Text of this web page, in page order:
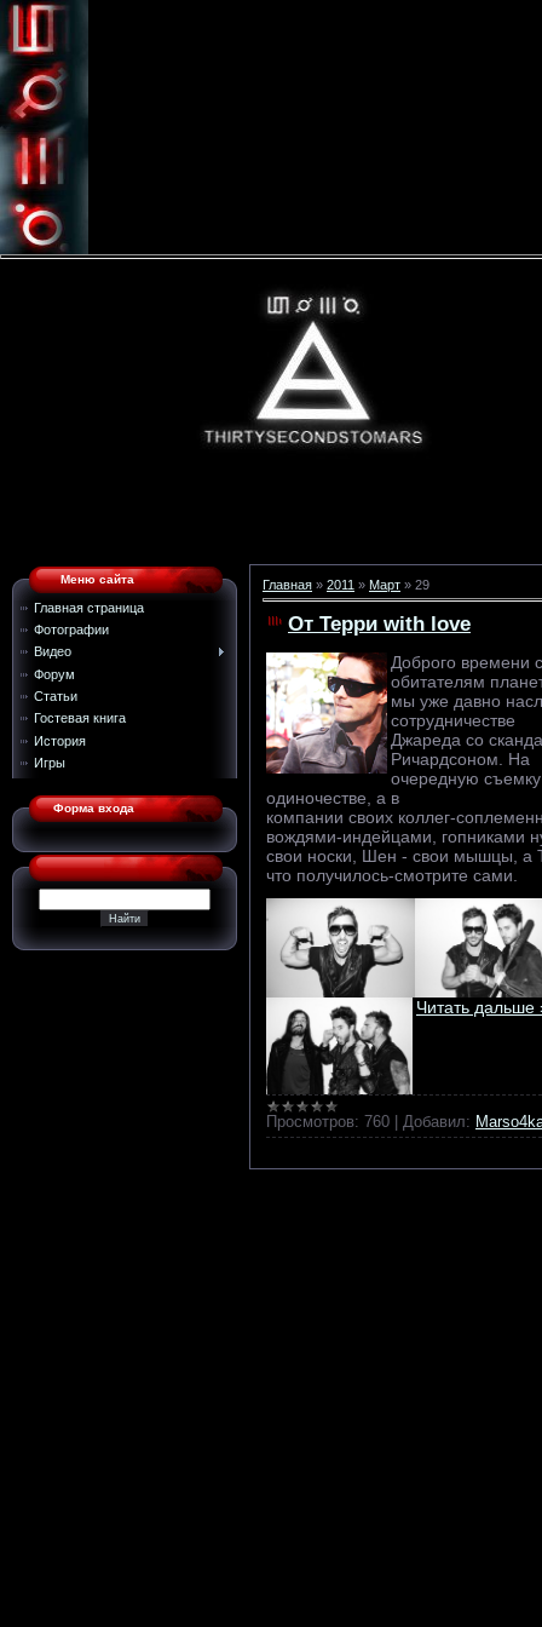
Меню сайта
Главная страница
Фотографии
Видео
Форум
Статьи
Гостевая книга
История
Игры
Форма входа
Главная » 2011 » Март » 29
От Терри with love
Доброго времени
обитателям
мы уже давно
сотрудничестве
Джареда со
Ричардсоном. На
очередную
одиночестве, а в
компании своих коллег-
вождями-индейцами, гопниками
свои носки, Шен - свои мышцы, а
что получилось-смотрите сами.
Читать дальше
Просмотров: 760 Добавил: